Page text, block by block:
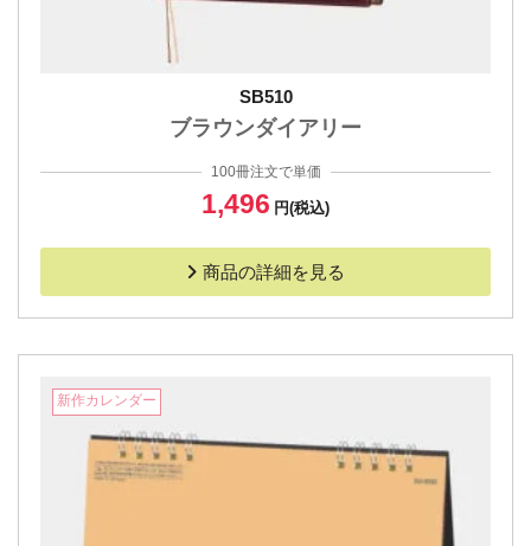
SB510
ブラウンダイアリー
100冊注文で単価
1,496 円(税込)
商品の詳細を見る
新作カレンダー